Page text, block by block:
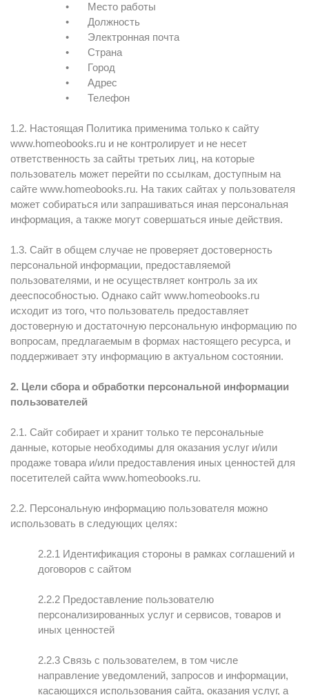
•
Место работы
•
Должность
•
Электронная почта
•
Страна
•
Город
•
Адрес
•
Телефон
1.2. Настоящая Политика применима только к сайту
www.homeobooks.ru и не контролирует и не несет
ответственность за сайты третьих лиц, на которые
пользователь может перейти по ссылкам, доступным на
сайте www.homeobooks.ru. На таких сайтах у пользователя
может собираться или запрашиваться иная персональная
информация, а также могут совершаться иные действия.
1.3. Сайт в общем случае не проверяет достоверность
персональной информации, предоставляемой
пользователями, и не осуществляет контроль за их
дееспособностью. Однако сайт www.homeobooks.ru
исходит из того, что пользователь предоставляет
достоверную и достаточную персональную информацию по
вопросам, предлагаемым в формах настоящего ресурса, и
поддерживает эту информацию в актуальном состоянии.
2. Цели сбора и обработки персональной информации
пользователей
2.1. Сайт собирает и хранит только те персональные
данные, которые необходимы для оказания услуг и/или
продаже товара и/или предоставления иных ценностей для
посетителей сайта www.homeobooks.ru.
2.2. Персональную информацию пользователя можно
использовать в следующих целях:
2.2.1 Идентификация стороны в рамках соглашений и
договоров с сайтом
2.2.2 Предоставление пользователю
персонализированных услуг и сервисов, товаров и
иных ценностей
2.2.3 Связь с пользователем, в том числе
направление уведомлений, запросов и информации,
касающихся использования сайта, оказания услуг, а